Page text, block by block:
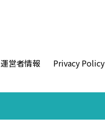
運営者情報 Privacy Policy